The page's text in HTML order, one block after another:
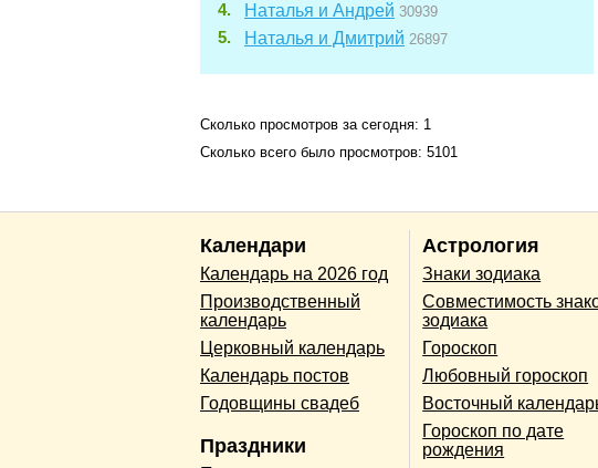
Наталья и Андрей 30939
Наталья и Дмитрий 26897
Сколько просмотров за сегодня: 1
Сколько всего было просмотров: 5101
Календари
Календарь на 2026 год
Производственный
календарь
Церковный календарь
Календарь постов
Годовщины свадеб
Праздники
Астрология
Знаки зодиака
Совместимость
зодиака
Гороскоп
Любовный гороскоп
Восточный
Гороскоп по дате
рождения